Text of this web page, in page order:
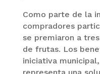
Como parte de la
compradores
se premiaron a
de frutas. Los
iniciativa
representa una